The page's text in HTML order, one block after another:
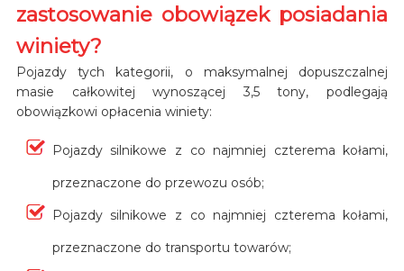
zastosowanie obowiązek posiadania
winiety?
Pojazdy tych kategorii, o maksymalnej dopuszczalnej
masie całkowitej wynoszącej 3,5 tony, podlegają
obowiązkowi opłacenia winiety:
Pojazdy silnikowe z co najmniej czterema kołami,
przeznaczone do przewozu osób;
Pojazdy silnikowe z co najmniej czterema kołami,
przeznaczone do transportu towarów;